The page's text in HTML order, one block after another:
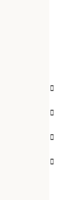
e
l